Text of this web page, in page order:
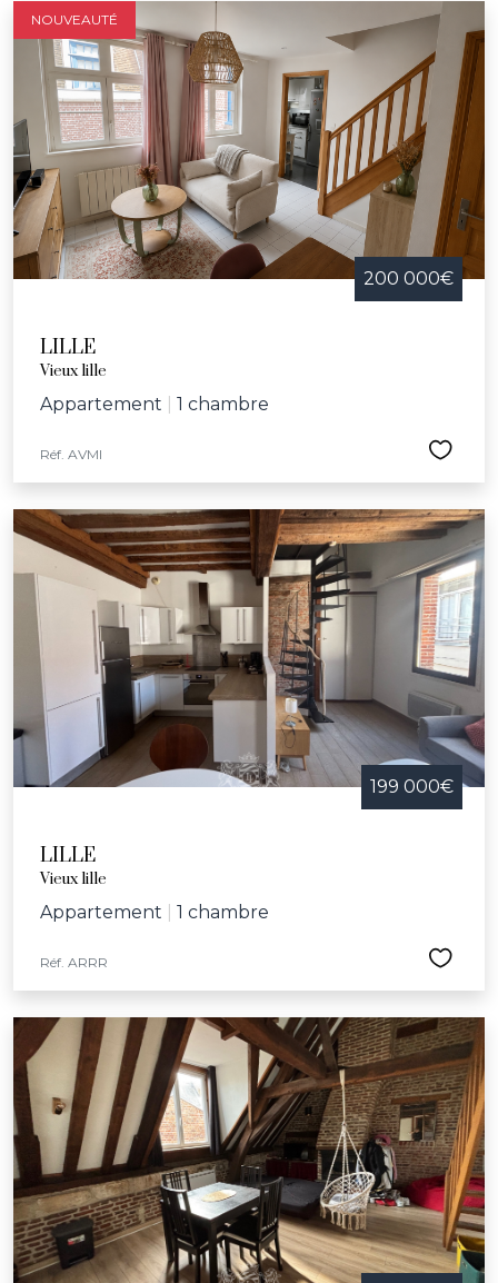
NOUVEAUTÉ
200 000€
LILLE
Vieux lille
Appartement 1 chambre
Réf. AVMI
199 000€
LILLE
Vieux lille
Appartement 1 chambre
Réf. ARRR